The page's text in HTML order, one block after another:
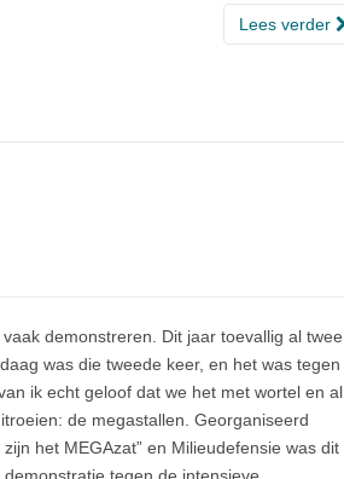
Lees verder
demonstreren. Dit jaar toevallig al twee
was die tweede keer, en het was tegen
ik echt geloof dat we het met wortel en al
de megastallen. Georganiseerd
zijn het MEGAzat” en Milieudefensie was dit